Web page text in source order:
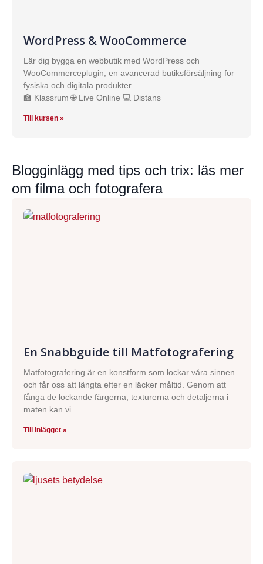
WordPress & WooCommerce
Lär dig bygga en webbutik med WordPress och
WooCommerceplugin, en avancerad butiksförsäljning för
fysiska och digitala produkter.
🏫 Klassrum 🌐 Live Online 💻 Distans
Till kursen »
Blogginlägg med tips och trix: läs mer
om filma och fotografera
En Snabbguide till Matfotografering
Matfotografering är en konstform som lockar våra sinnen
och får oss att längta efter en läcker måltid. Genom att
fånga de lockande färgerna, texturerna och detaljerna i
maten kan vi
Till inlägget »